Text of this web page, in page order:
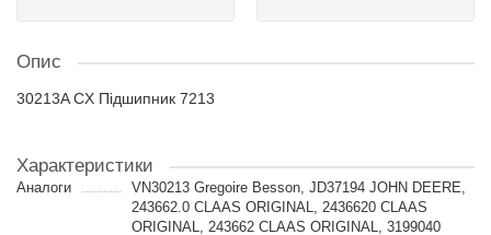
Опис
30213A CX Підшипник 7213
Характеристики
Аналоги
VN30213 Gregoire Besson, JD37194 JOHN DEERE,
243662.0 CLAAS ORIGINAL, 2436620 CLAAS
ORIGINAL, 243662 CLAAS ORIGINAL, 3199040